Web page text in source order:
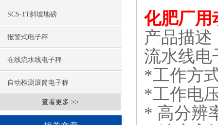
SCS-1T斜坡地磅
报警式电子秤
在线流水线电子秤
自动检测滚筒电子称
查看更多 >>
化肥厂用
产品描述
流水线电
*工作方
*工作电
* 高分辨